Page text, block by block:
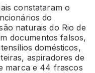
constataram o
do
naturais do Rio de
documentos falsos,
domésticos,
aspiradores de
marca e 44 frascos